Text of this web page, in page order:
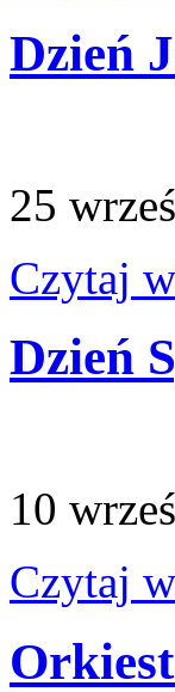
Dzień
25
Czytaj
Dzień
10
Czytaj